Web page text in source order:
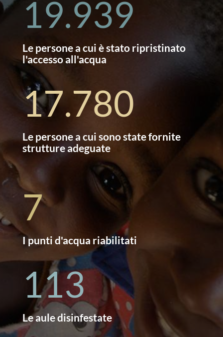
19.939
Le persone a cui è stato ripristinato
l'accesso all'acqua
17.780
Le persone a cui sono state fornite
strutture adeguate
7
I punti d'acqua riabilitati
113
Le aule disinfestate